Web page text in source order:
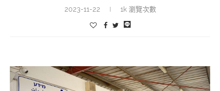
2023-11-22 1k 瀏覽次數